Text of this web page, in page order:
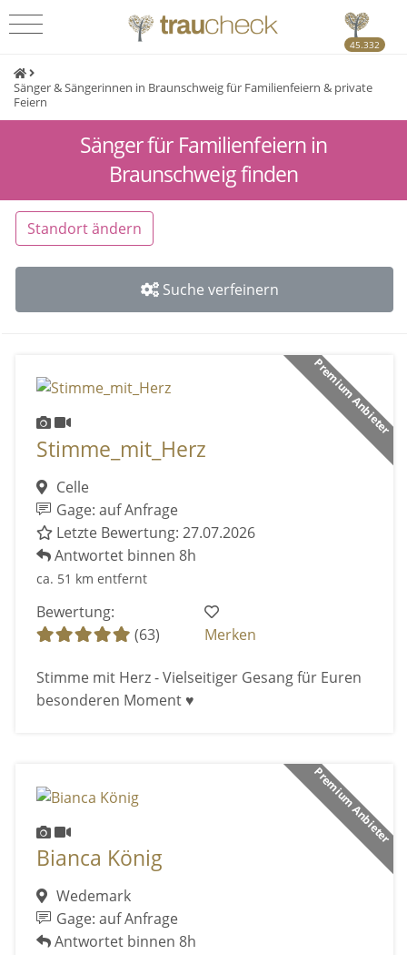
45.332
Sänger & Sängerinnen in Braunschweig für Familienfeiern & private
Feiern
Sänger für Familienfeiern in
Braunschweig finden
Standort ändern
Suche verfeinern
Premium Anbieter
Stimme_mit_Herz
Celle
Gage: auf Anfrage
Letzte Bewertung: 27.07.2026
Antwortet binnen 8h
ca. 51 km entfernt
Bewertung:
(63)
Merken
Stimme mit Herz - Vielseitiger Gesang für Euren
besonderen Moment ♥️
Premium Anbieter
Bianca König
Wedemark
Gage: auf Anfrage
Antwortet binnen 8h